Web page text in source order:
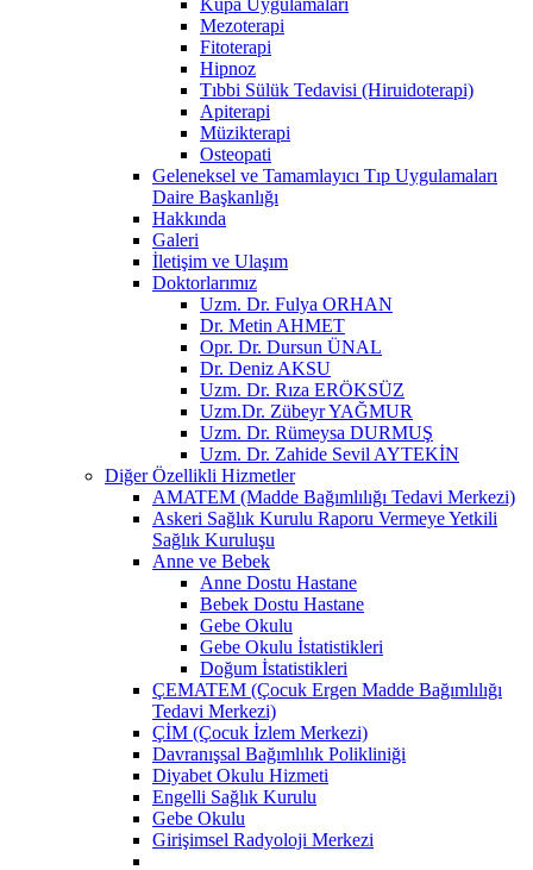
Mezoterapi
Fitoterapi
Hipnoz
Tıbbi Sülük Tedavisi (Hiruidoterapi)
Apiterapi
Müzikterapi
Osteopati
Geleneksel ve Tamamlayıcı Tıp Uygulamaları
Daire Başkanlığı
Hakkında
Galeri
İletişim ve Ulaşım
Doktorlarımız
Uzm. Dr. Fulya ORHAN
Dr. Metin AHMET
Opr. Dr. Dursun ÜNAL
Dr. Deniz AKSU
Uzm. Dr. Rıza ERÖKSÜZ
Uzm.Dr. Zübeyr YAĞMUR
Uzm. Dr. Rümeysa DURMUŞ
Uzm. Dr. Zahide Sevil AYTEKİN
Diğer Özellikli Hizmetler
AMATEM (Madde Bağımlılığı Tedavi Merkezi)
Askeri Sağlık Kurulu Raporu Vermeye Yetkili
Sağlık Kuruluşu
Anne ve Bebek
Anne Dostu Hastane
Bebek Dostu Hastane
Gebe Okulu
Gebe Okulu İstatistikleri
Doğum İstatistikleri
ÇEMATEM (Çocuk Ergen Madde Bağımlılığı
Tedavi Merkezi)
ÇİM (Çocuk İzlem Merkezi)
Davranışsal Bağımlılık Polikliniği
Diyabet Okulu Hizmeti
Engelli Sağlık Kurulu
Gebe Okulu
Girişimsel Radyoloji Merkezi